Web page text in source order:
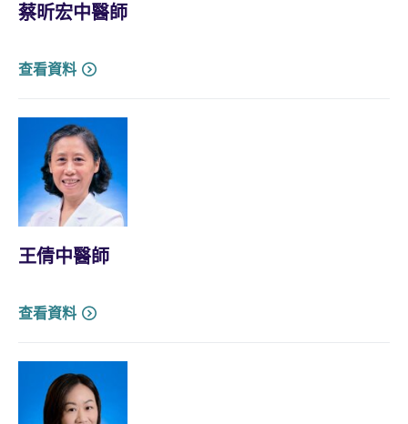
蔡昕宏中醫師
查看資料
王倩中醫師
查看資料